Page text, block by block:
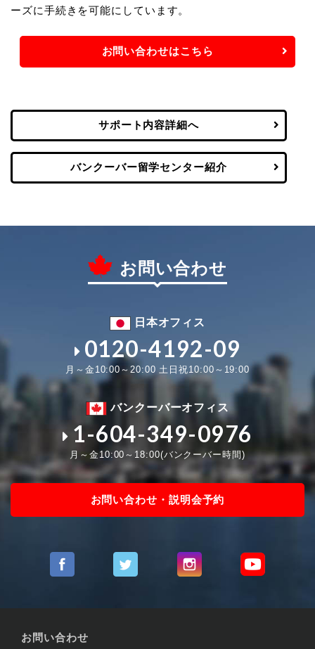
ーズに手続きを可能にしています。
お問い合わせはこちら
サポート内容詳細へ
バンクーバー留学センター紹介
お問い合わせ
日本オフィス
0120-4192-09
月～金10:00～20:00 土日祝10:00～19:00
バンクーバーオフィス
1-604-349-0976
月～金10:00～18:00(バンクーバー時間)
お問い合わせ・説明会予約
お問い合わせ